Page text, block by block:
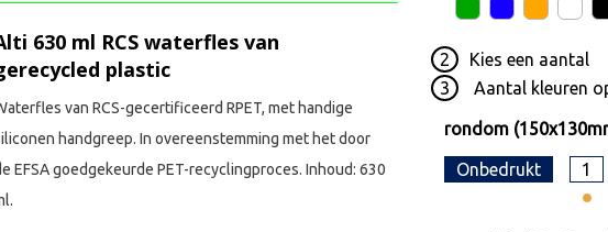
2 Kies een aantal
3
Aantal kleuren
rondom
Onbedrukt 1
630 ml RCS waterfles van
plastic
van RCS-gecertificeerd RPET, met handige
handgreep. In overeenstemming met het door
EFSA goedgekeurde PET-recyclingproces. Inhoud: 630